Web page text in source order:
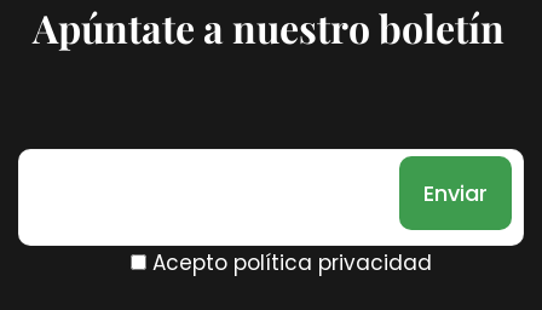
Apúntate a nuestro boletín
Acepto política privacidad